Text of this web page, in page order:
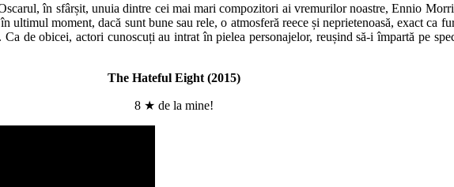
în sfârșit, unuia dintre cei mai mari compozitori ai vremurilor noastre, Ennio
ultimul moment, dacă sunt bune sau rele, o atmosferă reece și neprietenoasă, exact ca
de obicei, actori cunoscuți au intrat în pielea personajelor, reușind să-i împartă pe
The Hateful Eight (2015)
8 ★ de la mine!